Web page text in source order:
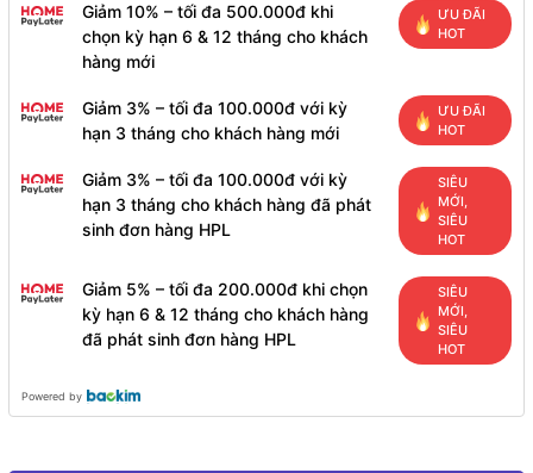
Giảm 10% – tối đa 500.000đ khi
chọn kỳ hạn 6 & 12 tháng cho khách
hàng mới
ƯU ĐÃI
HOT
Giảm 3% – tối đa 100.000đ với kỳ
hạn 3 tháng cho khách hàng mới
ƯU ĐÃI
HOT
Giảm 3% – tối đa 100.000đ với kỳ
hạn 3 tháng cho khách hàng đã phát
sinh đơn hàng HPL
SIÊU
MỚI,
SIÊU
HOT
Giảm 5% – tối đa 200.000đ khi chọn
kỳ hạn 6 & 12 tháng cho khách hàng
đã phát sinh đơn hàng HPL
SIÊU
MỚI,
SIÊU
HOT
Powered by